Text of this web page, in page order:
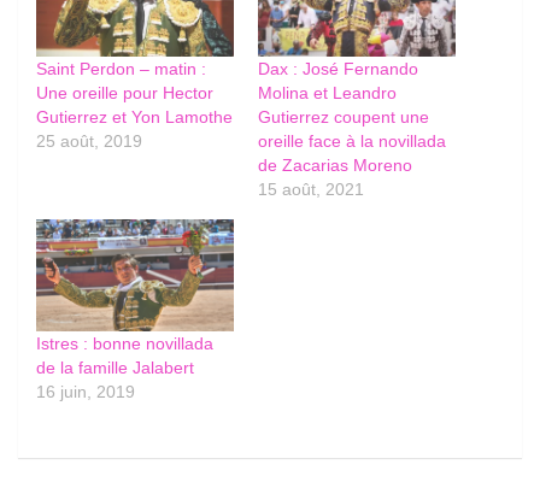
Saint Perdon – matin :
Une oreille pour Hector
Gutierrez et Yon Lamothe
25 août, 2019
Dax : José Fernando
Molina et Leandro
Gutierrez coupent une
oreille face à la novillada
de Zacarias Moreno
15 août, 2021
Istres : bonne novillada
de la famille Jalabert
16 juin, 2019